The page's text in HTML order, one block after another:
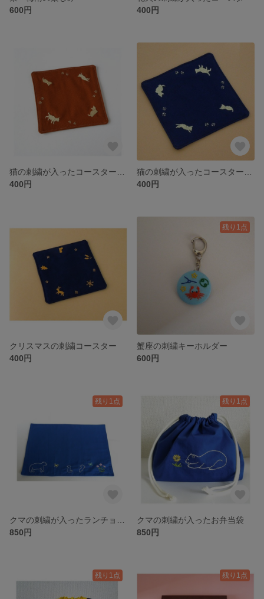
600円
400円
400円
400円
クリスマスの刺繍コースター
400円
残り1点
蟹座の刺繍キーホルダー
600円
残り1点
850円
残り1点
クマの刺繍が入ったお弁当袋
850円
残り1点 残り1点